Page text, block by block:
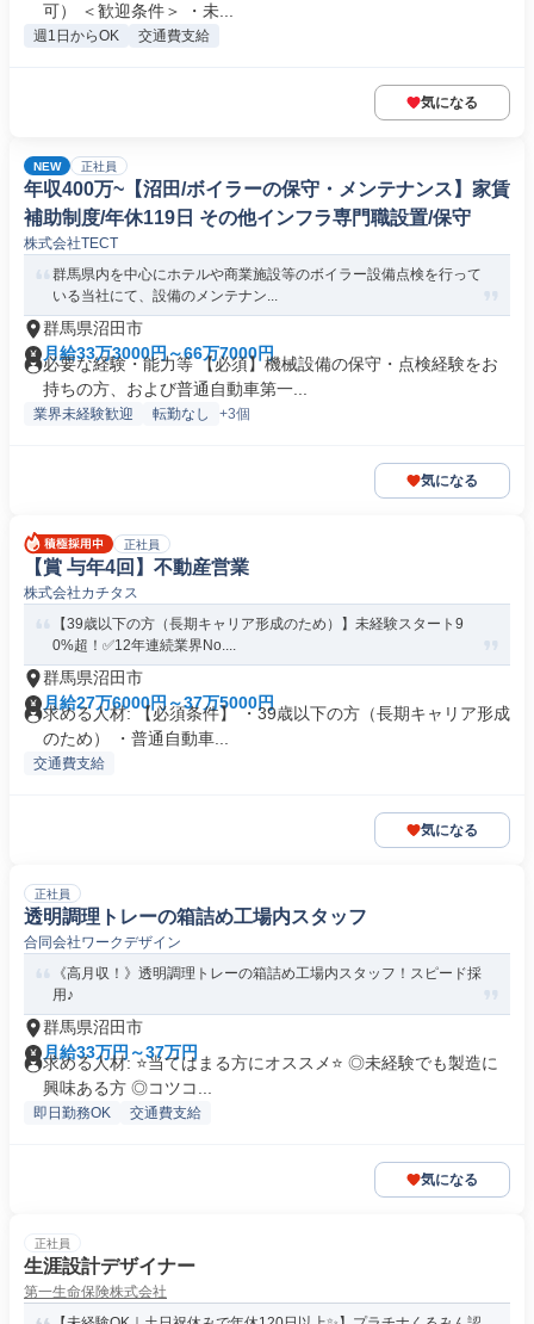
可） ＜歓迎条件＞ ・未...
週1日からOK 交通費支給
気になる
NEW 正社員
年収400万~【沼田/ボイラーの保守・メンテナンス】家賃
補助制度/年休119日 その他インフラ専門職設置/保守
株式会社TECT
群馬県内を中心にホテルや商業施設等のボイラー設備点検を行って
いる当社にて、設備のメンテナン...
群馬県沼田市
月給33万3000円～66万7000円
必要な経験・能力等 【必須】機械設備の保守・点検経験をお
持ちの方、および普通自動車第一...
業界未経験歓迎 転勤なし +3個
気になる
正社員
【賞 与年4回】不動産営業
株式会社カチタス
【39歳以下の方（長期キャリア形成のため）】未経験スタート9
0%超！✅12年連続業界No....
群馬県沼田市
月給27万6000円～37万5000円
求める人材: 【必須条件】 ・39歳以下の方（長期キャリア形成
のため） ・普通自動車...
交通費支給
気になる
正社員
透明調理トレーの箱詰め工場内スタッフ
合同会社ワークデザイン
《高月収！》透明調理トレーの箱詰め工場内スタッフ！スピード採
用♪
群馬県沼田市
月給33万円～37万円
求める人材: ⭐️当てはまる方にオススメ⭐️ ◎未経験でも製造に
興味ある方 ◎コツコ...
即日勤務OK 交通費支給
気になる
正社員
生涯設計デザイナー
第一生命保険株式会社